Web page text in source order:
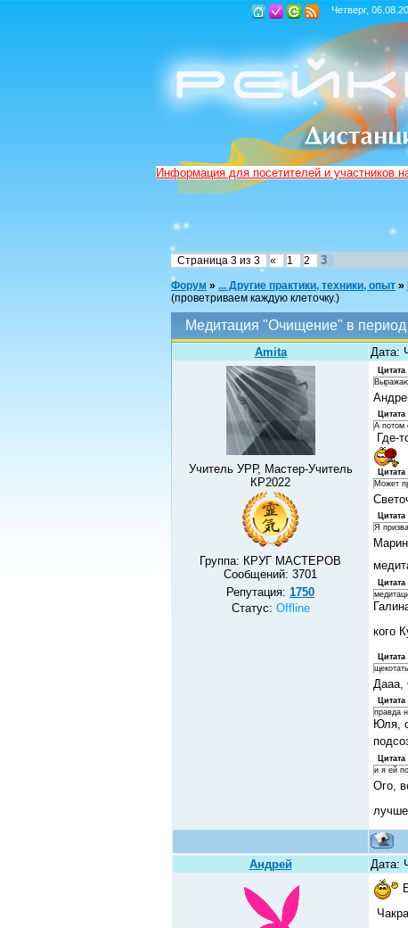
Четверг,
Информация для посетителей и участников
Страница 3 из 3 « 1 2 3
Форум » ... Другие практики, техники, опыт »
(проветриваем каждую клеточку.)
Медитация "Очищение" в
Amita Дата:
Учитель УРР, Мастер-Учитель
КР2022
Группа: КРУГ МАСТЕРОВ
Сообщений: 3701
Репутация: 1750
Статус: Offline
Цитата
Цитата
А потом
Где-
Цитата
Может
Цитата
Я
Цитата
кого
Цитата
Дааа,
Цитата
правда
Юля,
Цитата
и я ей
Ого,
Андрей Дата: